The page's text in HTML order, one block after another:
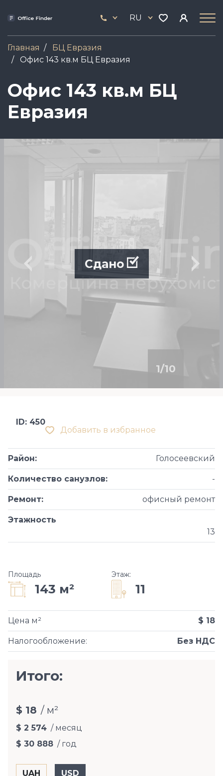
содержанию
444
17
RU
Главная
БЦ Евразия
Офис 143 кв.м БЦ Евразия
Офис 143 кв.м БЦ
Евразия
Image
1/10
Сдано
Добавить в избранное
ID: 450
Район: Голосеевский
Количество санузлов: -
Ремонт: офисный ремонт
Этажность
13
Площадь
143 м²
Этаж:
11
Налогообложение: Без НДС
Цена м² $ 18
Итого:
$ 18 / м²
$ 2 574 / месяц
$ 30 888 / год